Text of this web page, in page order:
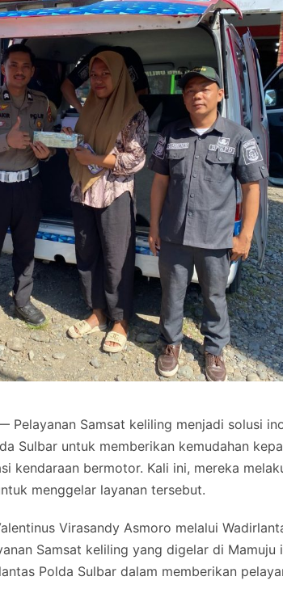
Pelayanan Samsat keliling menjadi solusi
Sulbar untuk memberikan kemudahan
kendaraan bermotor. Kali ini, mereka
menggelar layanan tersebut.
Virasandy Asmoro melalui
Samsat keliling yang digelar di Mamuju
Polda Sulbar dalam memberikan